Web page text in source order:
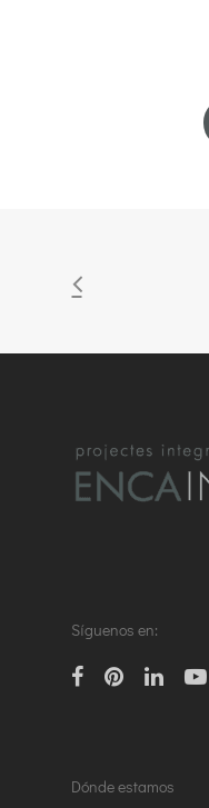
Síguenos en:
facebook
pinterestlinkedin
Dónde estamos